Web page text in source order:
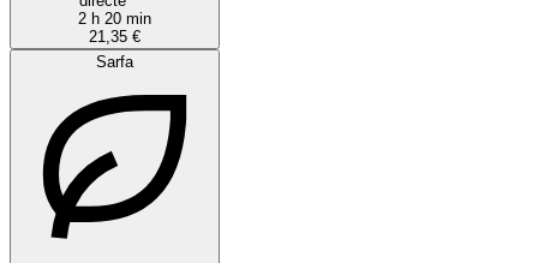
2 h 20 min
21,35 €
Sarfa